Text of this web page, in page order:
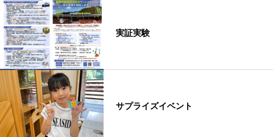
実証実験
サプライズイベント